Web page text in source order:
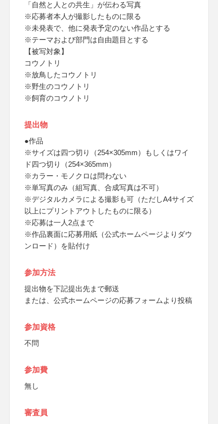
「自然と人との共生」が伝わる写真
※応募者本人が撮影したものに限る
※未発表で、他に発表予定のない作品とする
※テーマおよび部門は自由題目とする
【被写対象】
コウノトリ
※放鳥したコウノトリ
※野生のコウノトリ
※飼育のコウノトリ
提出物
●作品
※サイズは四つ切り（254×305mm）もしくはワイ
ド四つ切り（254×365mm）
※カラー・モノクロは問わない
※単写真のみ（組写真、合成写真は不可）
※デジタルカメラによる撮影も可（ただしA4サイズ
以上にプリントアウトしたものに限る）
※応募は一人2点まで
※作品裏面に応募用紙（公式ホームページよりダウ
ンロード）を貼付け
参加方法
提出物を下記提出先まで郵送
または、公式ホームページの応募フォームより投稿
参加資格
不問
参加費
無し
審査員